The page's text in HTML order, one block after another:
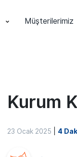
Müşterilerimiz
Kurum
23 Ocak 2025 4